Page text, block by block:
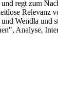
regt zum
Wendla und
Analyse,